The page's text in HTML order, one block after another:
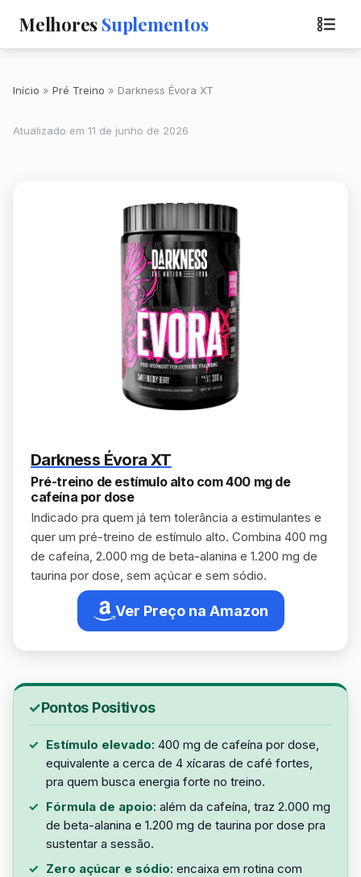
Melhores Suplementos
Início Pré Treino Darkness Évora XT
Atualizado em 11 de junho de 2026
Darkness Évora XT
Pré-treino de estímulo alto com 400 mg de
cafeína por dose
Indicado pra quem já tem tolerância a estimulantes e
quer um pré-treino de estímulo alto. Combina 400 mg
de cafeína, 2.000 mg de beta-alanina e 1.200 mg de
taurina por dose, sem açúcar e sem sódio.
Ver Preço na Amazon
Pontos Positivos
Estímulo elevado: 400 mg de cafeína por dose,
equivalente a cerca de 4 xícaras de café fortes,
pra quem busca energia forte no treino.
Fórmula de apoio: além da cafeína, traz 2.000 mg
de beta-alanina e 1.200 mg de taurina por dose pra
sustentar a sessão.
Zero açúcar e sódio: encaixa em rotina com